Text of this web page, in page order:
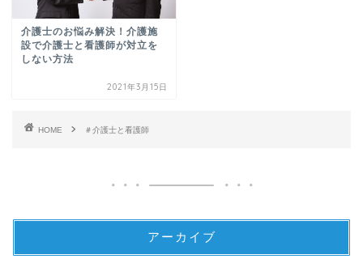
介護士のお悩み解決！介護施
設で介護士と看護師が対立を
しない方法
2021年3月15日
HOME ＃介護士と看護師
アーカイブ